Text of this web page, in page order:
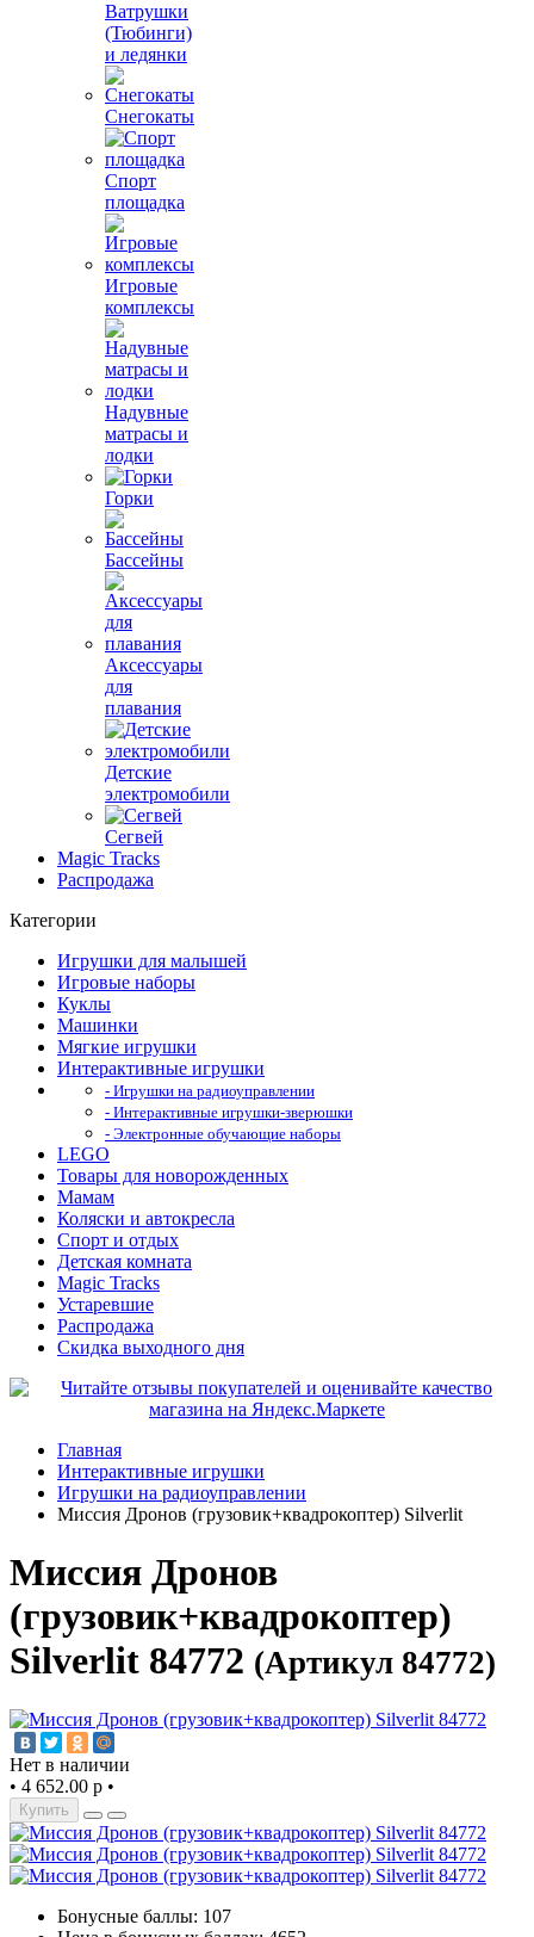
Ватрушки
(Тюбинги)
и ледянки
Снегокаты
Спорт
площадка
Игровые
комплексы
Надувные
матрасы и
лодки
Горки
Бассейны
Аксессуары
для
плавания
Детские
электромобили
Сегвей
Magic Tracks
Распродажа
Категории
Игрушки для малышей
Игровые наборы
Куклы
Машинки
Мягкие игрушки
Интерактивные игрушки
- Игрушки на радиоуправлении
- Интерактивные игрушки-зверюшки
- Электронные обучающие наборы
LEGO
Товары для новорожденных
Мамам
Коляски и автокресла
Спорт и отдых
Детская комната
Magic Tracks
Устаревшие
Распродажа
Скидка выходного дня
Главная
Интерактивные игрушки
Игрушки на радиоуправлении
Миссия Дронов (грузовик+квадрокоптер) Silverlit
Миссия Дронов
(грузовик+квадрокоптер)
Silverlit 84772 (Артикул 84772)
Нет в наличии
• 4 652.00 р •
Купить
Бонусные баллы: 107